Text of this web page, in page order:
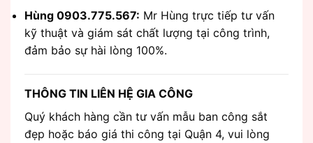
Hùng 0903.775.567: Mr Hùng trực tiếp tư vấn
kỹ thuật và giám sát chất lượng tại công trình,
đảm bảo sự hài lòng 100%.
THÔNG TIN LIÊN HỆ GIA CÔNG
Quý khách hàng cần tư vấn mẫu ban công sắt
đẹp hoặc báo giá thi công tại Quận 4, vui lòng